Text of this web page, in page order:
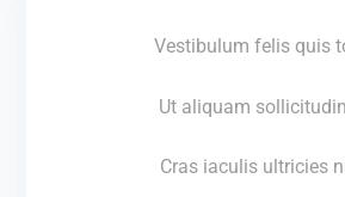
Vestibulum felis quis
Ut aliquam
Cras iaculis ultricies